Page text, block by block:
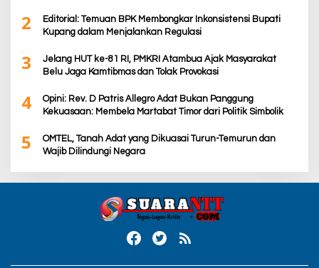
2
Editorial: Temuan BPK Membongkar Inkonsistensi Bupati
Kupang dalam Menjalankan Regulasi
3
Jelang HUT ke-81 RI, PMKRI Atambua Ajak Masyarakat
Belu Jaga Kamtibmas dan Tolak Provokasi
4
Opini: Rev. D Patris Allegro Adat Bukan Panggung
Kekuasaan: Membela Martabat Timor dari Politik Simbolik
5
OMTEL, Tanah Adat yang Dikuasai Turun-Temurun dan
Wajib Dilindungi Negara